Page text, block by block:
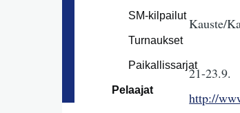
SM-kilpailut
Turnaukset
Paikallissarjat
Pelaajat
Kauste/
21-
http://